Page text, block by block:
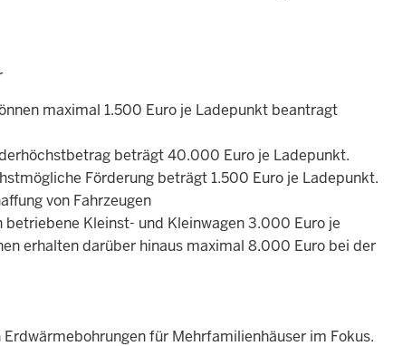
maximal 1.500 Euro je Ladepunkt beantragt
beträgt 40.000 Euro je Ladepunkt.
Förderung beträgt 1.500 Euro je Ladepunkt.
von Fahrzeugen
Kleinst- und Kleinwagen 3.000 Euro je
erhalten darüber hinaus maximal 8.000 Euro bei der
für Mehrfamilienhäuser im Fokus.